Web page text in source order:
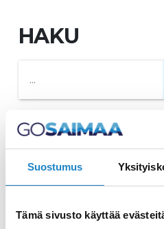
Suostumus
Tämä sivusto käyttää
HAKU
Partakoski
Luonnonkaunis
Taavetin